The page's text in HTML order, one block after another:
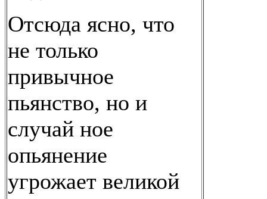
Отсюда ясно, что
не только
привычное
пьянство, но и
случай ное
опьянение
угрожает великой